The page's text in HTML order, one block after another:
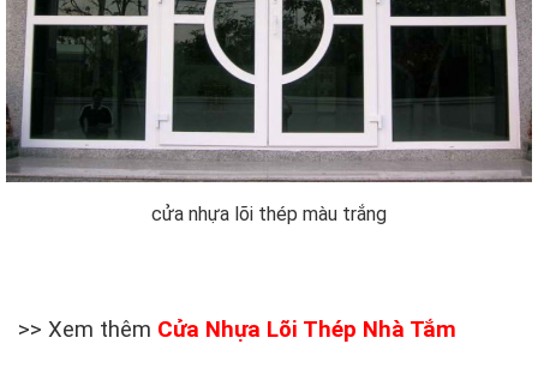
cửa nhựa lõi thép màu trắng
>> Xem thêm Cửa Nhựa Lõi Thép Nhà Tắm